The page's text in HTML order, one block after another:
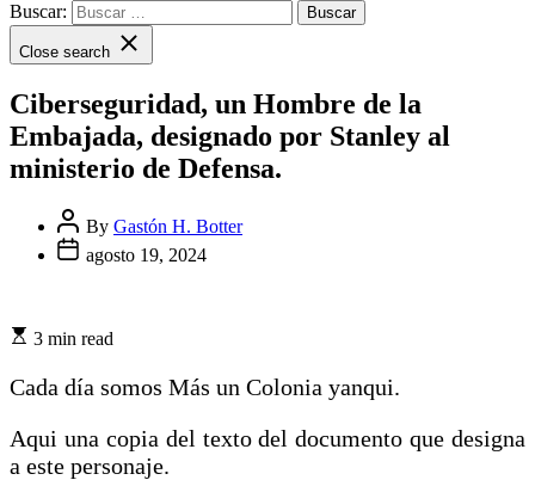
Buscar:
Close search
Ciberseguridad, un Hombre de la
Embajada, designado por Stanley al
ministerio de Defensa.
By Gastón H. Botter
agosto 19, 2024
3 min read
Cada día somos Más un Colonia yanqui.
Aqui una copia del texto del documento que designa
a este personaje.